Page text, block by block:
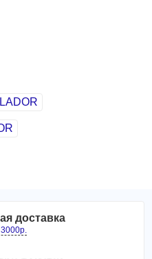
доставка